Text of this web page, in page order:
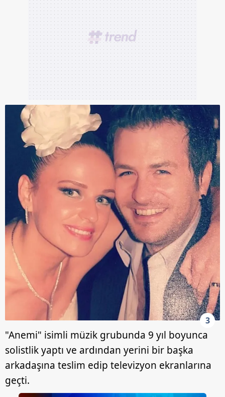
3
"Anemi" isimli müzik grubunda 9 yıl boyunca
solistlik yaptı ve ardından yerini bir başka
arkadaşına teslim edip televizyon ekranlarına
geçti.